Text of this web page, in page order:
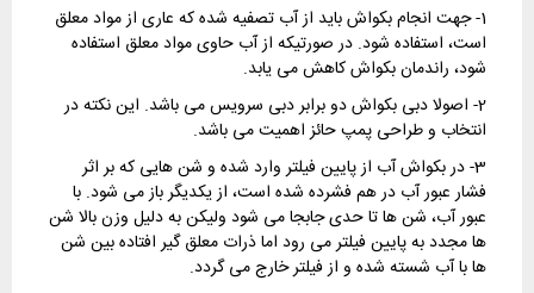
1- جهت انجام بکواش باید از آب تصفیه شده که عاری از مواد معلق
است، استفاده شود. در صورتیکه از آب حاوی مواد معلق استفاده
شود، راندمان بکواش کاهش می یابد.
2- اصولا دبی بکواش دو برابر دبی سرویس می باشد. این نکته در
انتخاب و طراحی پمپ حائز اهمیت می باشد.
3- در بکواش آب از پایین فیلتر وارد شده و شن هایی که بر اثر
فشار عبور آب در هم فشرده شده است، از یکدیگر باز می شود. با
عبور آب، شن ها تا حدی جابجا می شود ولیکن به دلیل وزن بالا شن
ها مجدد به پایین فیلتر می رود اما ذرات معلق گیر افتاده بین شن
ها با آب شسته شده و از فیلتر خارج می گردد.